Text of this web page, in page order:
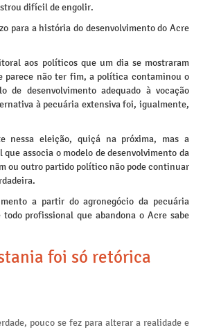
difícil de engolir.
para a história do desenvolvimento do Acre
aos políticos que um dia se mostraram
parece não ter fim, a política contaminou o
de desenvolvimento adequado à vocação
à pecuária extensiva foi, igualmente,
nessa eleição, quiçá na próxima, mas a
associa o modelo de desenvolvimento da
ou outro partido político não pode continuar
a partir do agronegócio da pecuária
profissional que abandona o Acre sabe
foi só retórica
pouco se fez para alterar a realidade e